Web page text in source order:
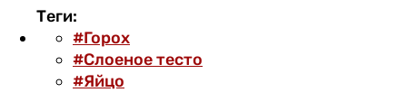
Теги:
#Горох
#Слоеное тесто
#Яйцо